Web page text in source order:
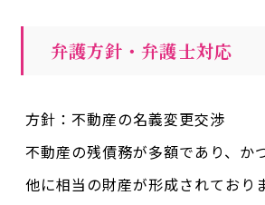
弁護方針・弁護士対応
方針：不動産の名義変更交渉
不動産の残債務が多額であり、か
他に相当の財産が形成されており